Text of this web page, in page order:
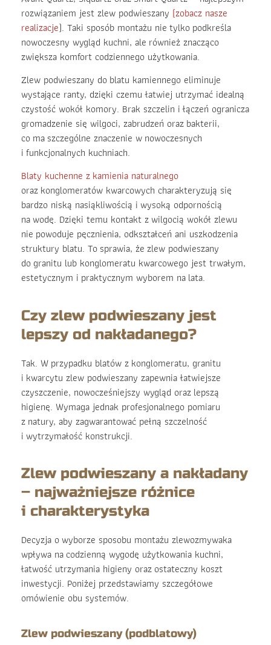
rozwiązaniem jest zlew podwieszany (zobacz nasze
realizacje). Taki sposób montażu nie tylko podkreśla
nowoczesny wygląd kuchni, ale również znacząco
zwiększa komfort codziennego użytkowania.
Zlew podwieszany do blatu kamiennego eliminuje
wystające ranty, dzięki czemu łatwiej utrzymać idealną
czystość wokół komory. Brak szczelin i łączeń ogranicza
gromadzenie się wilgoci, zabrudzeń oraz bakterii,
co ma szczególne znaczenie w nowoczesnych
i funkcjonalnych kuchniach.
Blaty kuchenne z kamienia naturalnego
oraz konglomeratów kwarcowych charakteryzują się
bardzo niską nasiąkliwością i wysoką odpornością
na wodę. Dzięki temu kontakt z wilgocią wokół zlewu
nie powoduje pęcznienia, odkształceń ani uszkodzenia
struktury blatu. To sprawia, że zlew podwieszany
do granitu lub konglomeratu kwarcowego jest trwałym,
estetycznym i praktycznym wyborem na lata.
Czy zlew podwieszany jest
lepszy od nakładanego?
Tak. W przypadku blatów z konglomeratu, granitu
i kwarcytu zlew podwieszany zapewnia łatwiejsze
czyszczenie, nowocześniejszy wygląd oraz lepszą
higienę. Wymaga jednak profesjonalnego pomiaru
z natury, aby zagwarantować pełną szczelność
i wytrzymałość konstrukcji.
Zlew podwieszany a nakładany
– najważniejsze różnice
i charakterystyka
Decyzja o wyborze sposobu montażu zlewozmywaka
wpływa na codzienną wygodę użytkowania kuchni,
łatwość utrzymania higieny oraz ostateczny koszt
inwestycji. Poniżej przedstawiamy szczegółowe
omówienie obu systemów.
Zlew podwieszany (podblatowy)